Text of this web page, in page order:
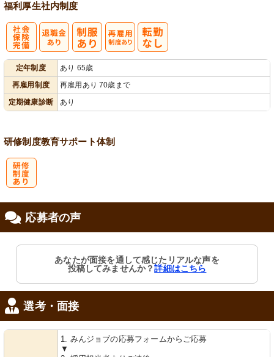
福利厚生社内制度
定年制度
あり 65歳
再雇用制度
再雇用あり 70歳まで
定期健康診断
あり
研修制度教育サポート体制
応募者の声
あなたが面接を通して感じたリアルな声を
投稿してみませんか？詳細はこちら
選考・面接
1. みんジョブの応募フォームからご応募
▼